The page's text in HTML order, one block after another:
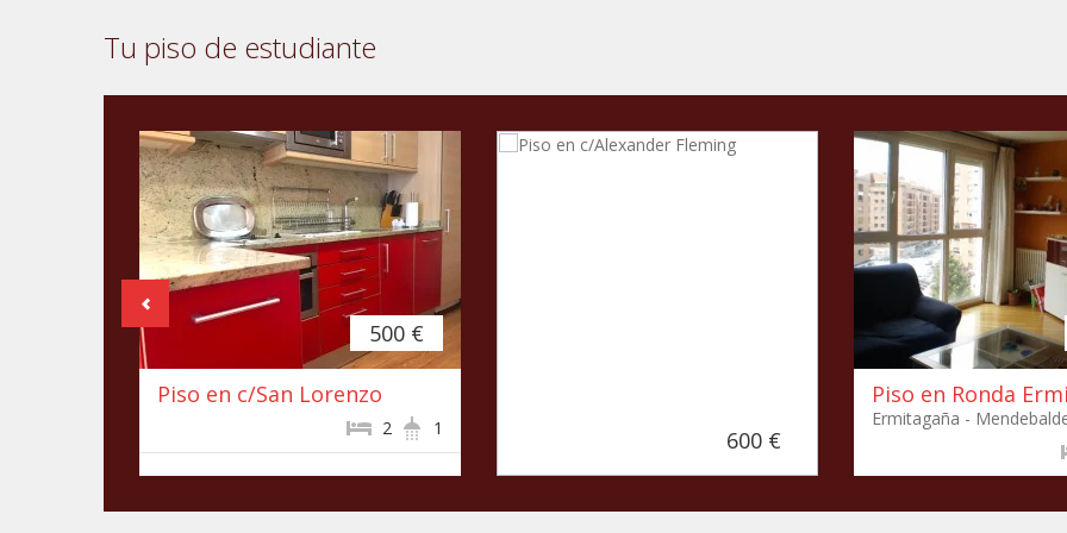
Tu piso de estudiante
500 €
Piso en c/San Lorenzo
1
2 600 €
Piso en Ronda
Ermitagaña -